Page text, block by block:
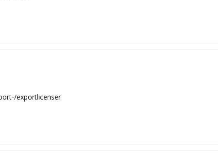
exportlicenser